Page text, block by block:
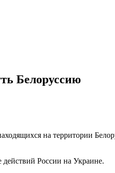
Белоруссию
на территории
действий России на Украине.